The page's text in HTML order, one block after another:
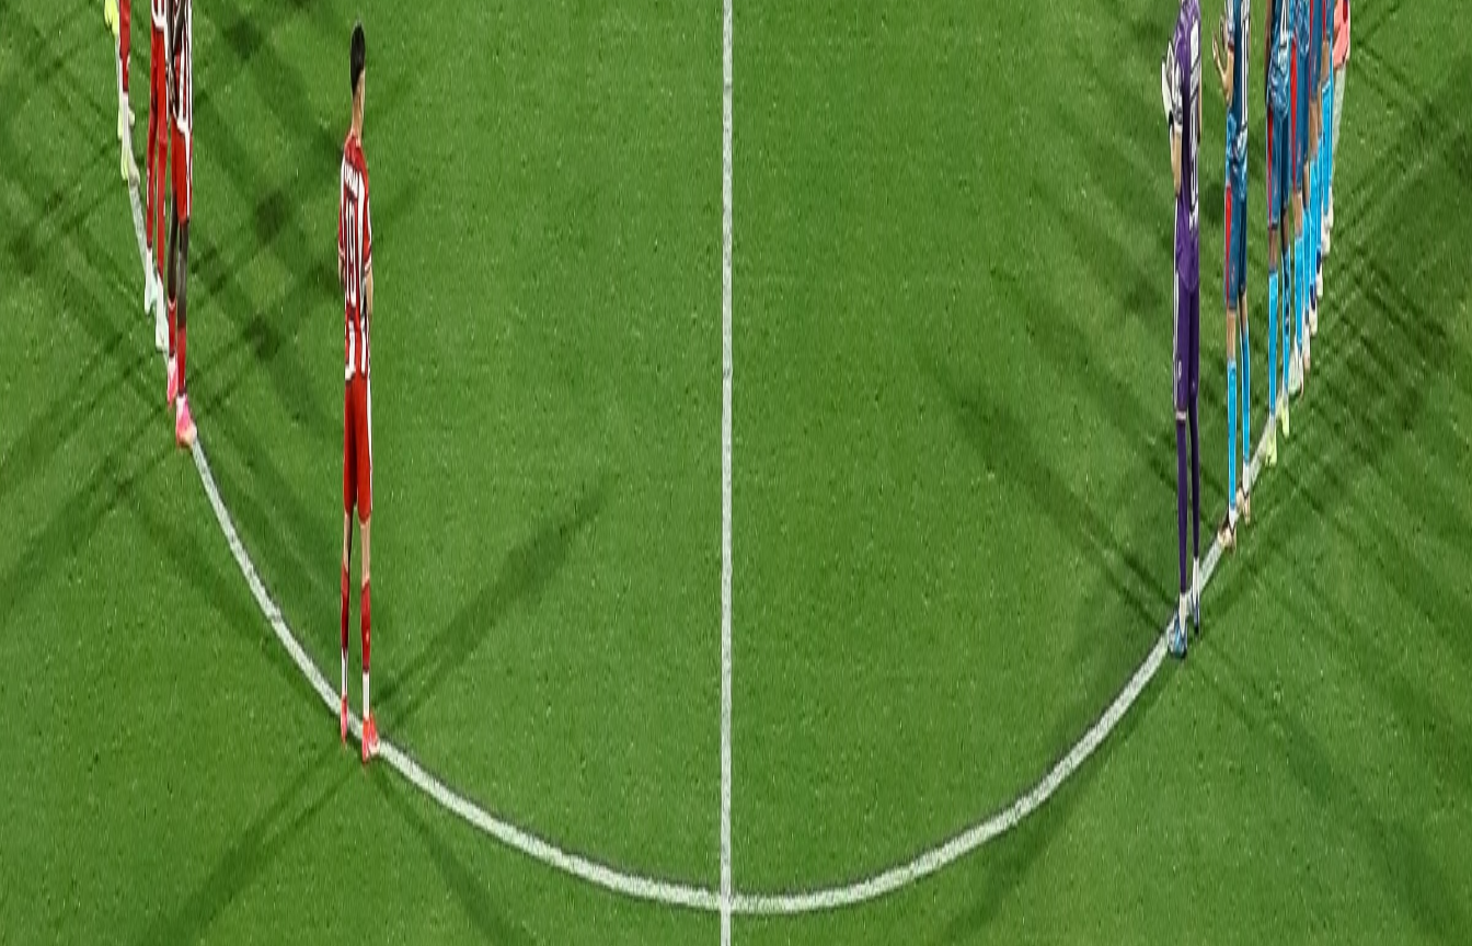
Français English Español
S'abonnerConnexion